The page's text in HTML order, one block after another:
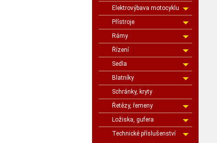
Elektrovýbava motocyklu
Přístroje
Rámy
Řízení
Sedla
Blatníky
Schránky, kryty
Řetězy, řemeny
Ložiska, gufera
Technické příslušenství